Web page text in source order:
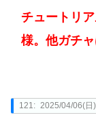
チュートリ
様。他ガチ
121: 2025/04/06(日